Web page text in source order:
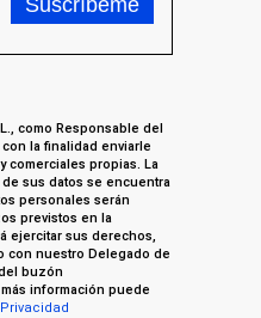
como Responsable del
la finalidad enviarle
comerciales propias. La
sus datos se encuentra
personales serán
previstos en la
ejercitar sus derechos,
con nuestro Delegado de
buzón
más información puede